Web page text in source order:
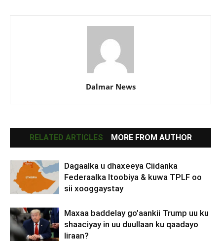
Dalmar News
RELATED ARTICLES MORE FROM AUTHOR
Dagaalka u dhaxeeya Ciidanka
Federaalka Itoobiya & kuwa TPLF oo
sii xooggaystay
Maxaa baddelay go’aankii Trump uu ku
shaaciyay in uu duullaan ku qaadayo
Iiraan?